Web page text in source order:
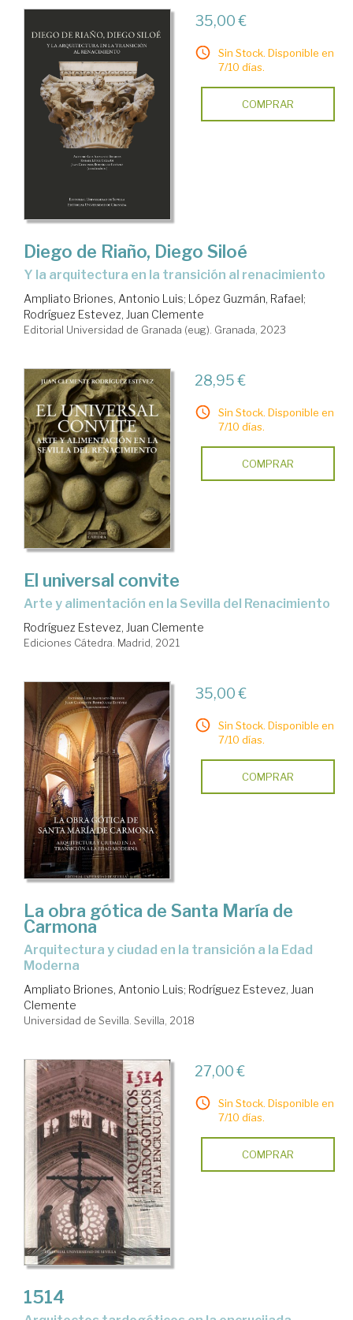
35,00 €
Sin Stock. Disponible en
7/10 días.
COMPRAR
Diego de Riaño, Diego Siloé
y la arquitectura en la transición al renacimiento
Ampliato Briones, Antonio Luis; López Guzmán, Rafael ;
Rodríguez Estevez, Juan Clemente
Editorial Universidad de Granada (eug). Granada, 2023
28,95 €
Sin Stock. Disponible en
7/10 días.
COMPRAR
El universal convite
arte y alimentación en la Sevilla del Renacimiento
Rodríguez Estevez, Juan Clemente
Ediciones Cátedra. Madrid, 2021
35,00 €
Sin Stock. Disponible en
7/10 días.
COMPRAR
La obra gótica de Santa María de
Carmona
arquitectura y ciudad en la transición a la Edad
Moderna
Ampliato Briones, Antonio Luis; Rodríguez Estevez, Juan
Clemente
Universidad de Sevilla. Sevilla, 2018
27,00 €
Sin Stock. Disponible en
7/10 días.
COMPRAR
1514